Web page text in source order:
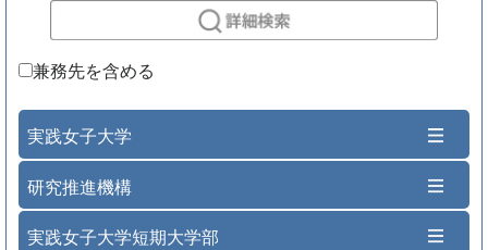
兼務先を含める
実践女子大学
研究推進機構
実践女子大学短期大学部